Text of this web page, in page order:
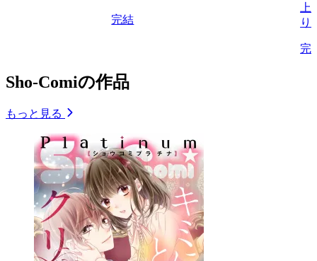
完結
り
完
Sho-Comiの作品
もっと見る